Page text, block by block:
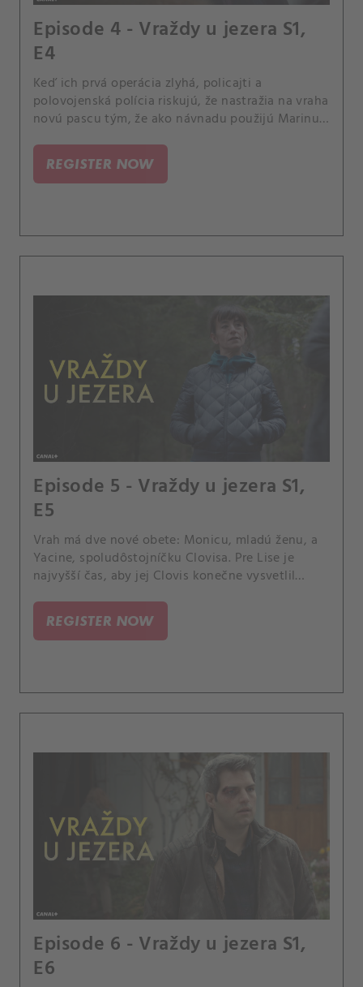
Episode 4 - Vraždy u jezera S1,
E4
Keď ich prvá operácia zlyhá, policajti a
polovojenská polícia riskujú, že nastražia na vraha
novú pascu tým, že ako návnadu použijú Marinu,
matkou Marianne sa doma stáva neznesiteľným.
REGISTER NOW
Episode 5 - Vraždy u jezera S1,
E5
Vrah má dve nové obete: Monicu, mladú ženu, a
Yacine, spoludôstojníčku Clovisa. Pre Lise je
najvyšší čas, aby jej Clovis konečne vysvetlil
REGISTER NOW
Episode 6 - Vraždy u jezera S1,
E6